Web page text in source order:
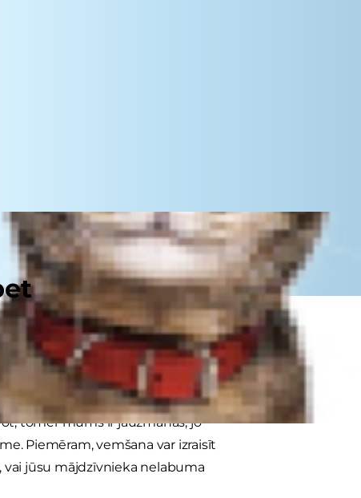
izmaiņas? Nelabums un
lietas. Parasti par to nav
vai arī tāpat kā mums viņiem ir
tomēr mums ir jāuzmanās, jo
Piemēram, vemšana var izraisīt
jūsu mājdzīvnieka nelabuma